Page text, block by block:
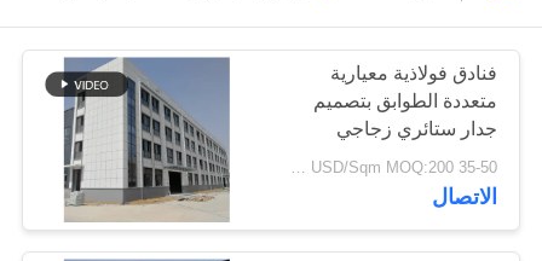
بيت
منتجات
أشرطة
فيديو
مستودع الهيكل
الصلب
175
فنادق فولاذية معيارية
متعددة الطوابق بتصميم
جدار ستائري زجاجي
35-50 USD/Sqm MOQ:200 متر مربع
الاتصال